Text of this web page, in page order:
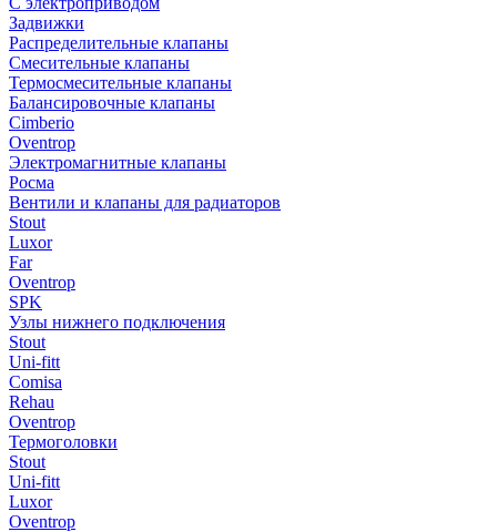
Задвижки
Распределительные клапаны
Cмесительные клапаны
Термосмесительные клапаны
Балансировочные клапаны
Cimberio
Oventrop
Электромагнитные клапаны
Росма
Вентили и клапаны для радиаторов
Stout
Luxor
Far
Oventrop
SPK
Узлы нижнего подключения
Stout
Uni-fitt
Comisa
Rehau
Oventrop
Термоголовки
Stout
Uni-fitt
Luxor
Oventrop